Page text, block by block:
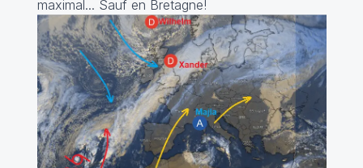
maximal... Sauf en Bretagne!